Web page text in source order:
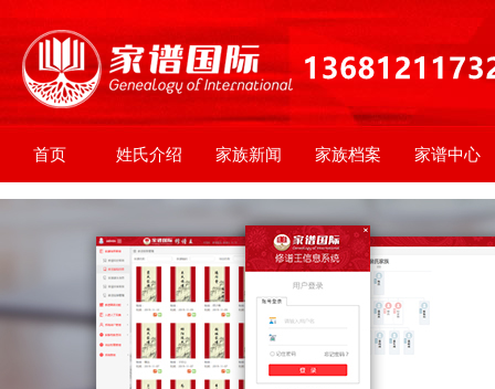
首页 姓氏介绍 家族新闻 家族档案 家谱中心